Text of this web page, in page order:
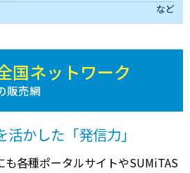
など
国ネットワーク
販売網
かした「発信力」
も各種ポータルサイトやSUMiTAS